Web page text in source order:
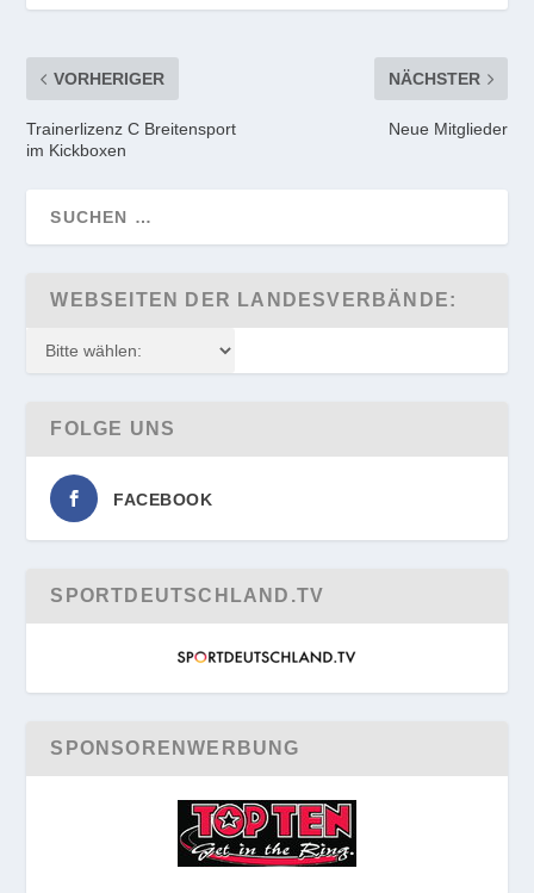
VORHERIGER
Trainerlizenz C Breitensport
im Kickboxen
NÄCHSTER
Neue Mitglieder
WEBSEITEN DER LANDESVERBÄNDE:
FOLGE UNS
FACEBOOK
SPORTDEUTSCHLAND.TV
SPONSORENWERBUNG